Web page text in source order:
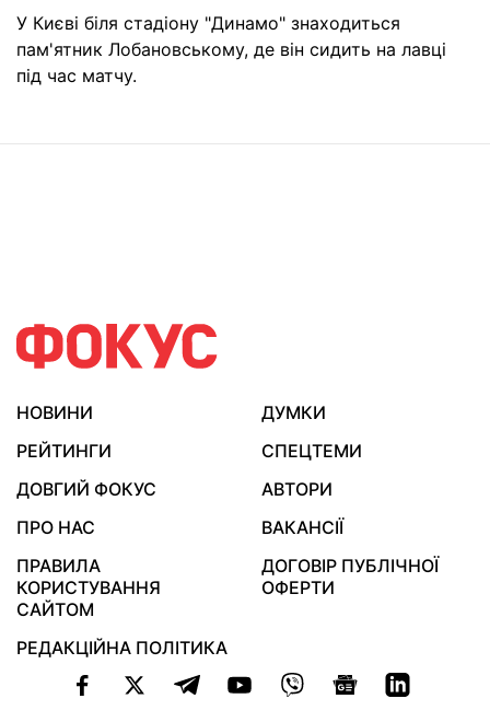
У Києві біля стадіону "Динамо" знаходиться
пам'ятник Лобановському, де він сидить на лавці
під час матчу.
НОВИНИ
ДУМКИ
РЕЙТИНГИ
СПЕЦТЕМИ
ДОВГИЙ ФОКУС
АВТОРИ
ПРО НАС
ВАКАНСІЇ
ПРАВИЛА
КОРИСТУВАННЯ
САЙТОМ
ДОГОВІР ПУБЛІЧНОЇ
ОФЕРТИ
РЕДАКЦІЙНА ПОЛІТИКА